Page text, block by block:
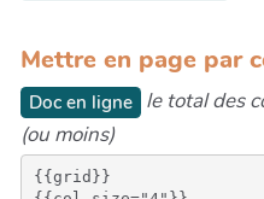
Mettre en page par
Doc en ligne le total des
(ou moins)
{{grid}}